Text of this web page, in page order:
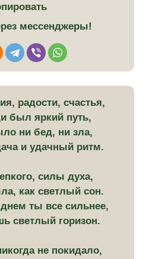
мессенджеры!
радости, счастья,
был яркий путь,
ни бед, ни зла,
и удачный ритм.
силы духа,
как светлый сон.
ты все сильнее,
светлый горизон.
не покидало,